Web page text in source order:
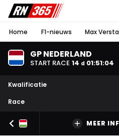
Home F1-nieuws Max
GP NEDERLAND
START RACE 14 d 01:51:03
Kwalificatie
Race
MEER